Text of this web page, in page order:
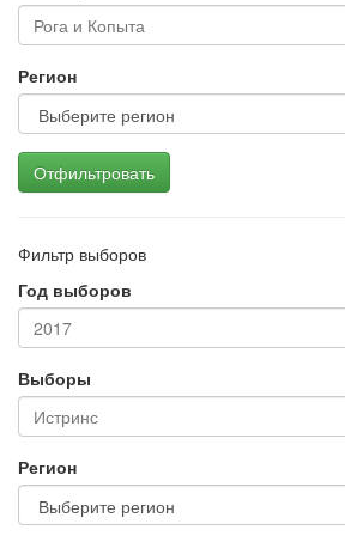
Регион
Отфильтровать
Фильтр выборов
Год выборов
Выборы
Регион